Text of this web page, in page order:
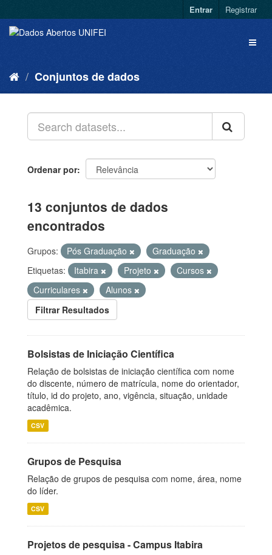
Entrar Registrar
Conjuntos de dados
Ordenar por
13 conjuntos de dados
encontrados
Grupos: Pós Graduação
Graduação
Etiquetas:
Itabira Projeto
Cursos
Curriculares
Alunos
Filtrar Resultados
Bolsistas de Iniciação Científica
Relação de bolsistas de iniciação científica com nome
do discente, número de matrícula, nome do orientador,
título, id do projeto, ano, vigência, situação, unidade
acadêmica.
CSV
Grupos de Pesquisa
Relação de grupos de pesquisa com nome, área, nome
do líder.
CSV
Projetos de pesquisa - Campus Itabira